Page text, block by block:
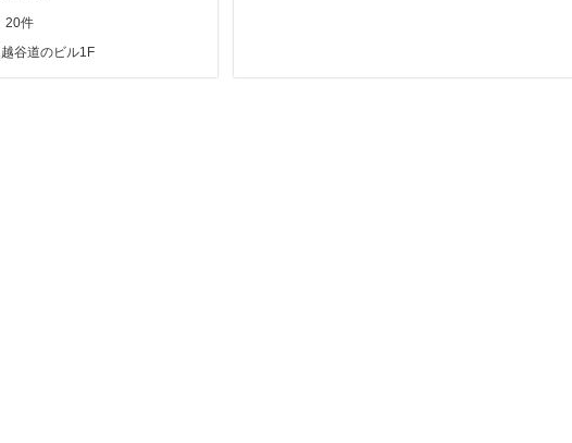
20件
谷道のビル1F